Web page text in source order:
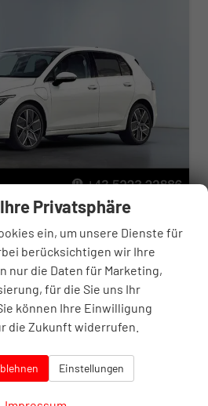
Getriebe Schalt. 6-Gang
Leistung 110 kW (150 PS)
5,40 l/100km
Privatsphäre
ein, um unsere Dienste für
berücksichtigen wir Ihre
nur die Daten für Marketing,
für die Sie uns Ihr
können Ihre Einwilligung
die Zukunft widerrufen.
Einstellungen